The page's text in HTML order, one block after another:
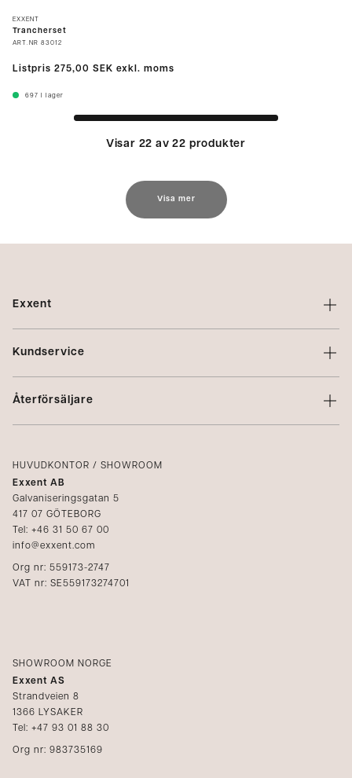
EXXENT
Trancherset
ART.NR 83012
Listpris 275,00 SEK exkl. moms
697 I lager
Visar 22 av 22 produkter
Visa mer
Exxent
Om Exxent
Profilering
Integritetspolicy
Kundservice
Kontakta oss
Återförsäljare
Kataloger
Mediabank
Bli återförsäljare
HUVUDKONTOR / SHOWROOM
Exxent AB
Galvaniseringsgatan 5
417 07 GÖTEBORG
Tel: +46 31 50 67 00
info@exxent.com
Org nr: 559173-2747
VAT nr: SE559173274701
SHOWROOM NORGE
Exxent AS
Strandveien 8
1366 LYSAKER
Tel: +47 93 01 88 30
Org nr: 983735169